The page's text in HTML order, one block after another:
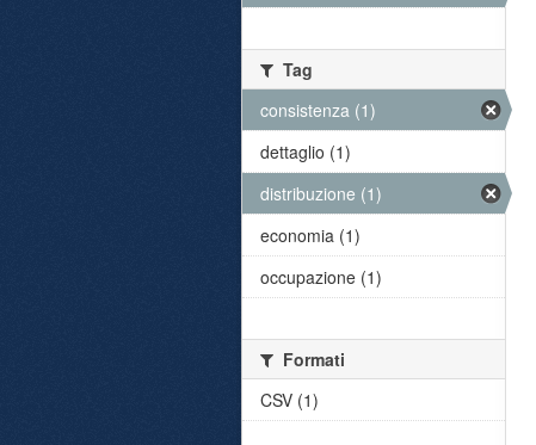
Tag
consistenza (1)
dettaglio (1)
distribuzione (1)
economia (1)
occupazione (1)
Formati
CSV (1)